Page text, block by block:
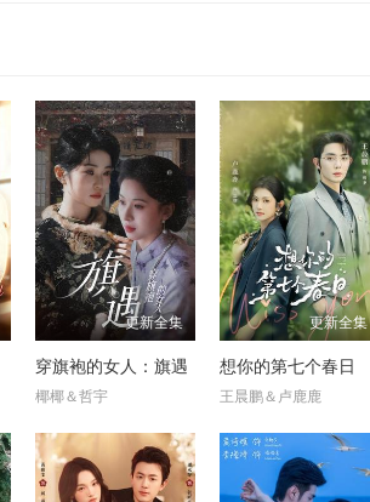
更新全集
穿旗袍的女人：旗遇
椰椰＆哲宇
更新全集
想你的第七个春日
王晨鹏＆卢鹿鹿